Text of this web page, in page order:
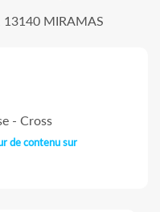
MIRAMAS
- Cross
de contenu sur